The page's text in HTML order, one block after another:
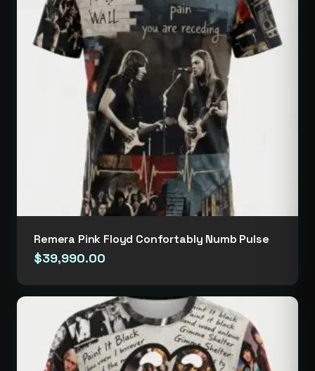
Remera Pink Floyd Confortably Numb Pulse
$39,990.00